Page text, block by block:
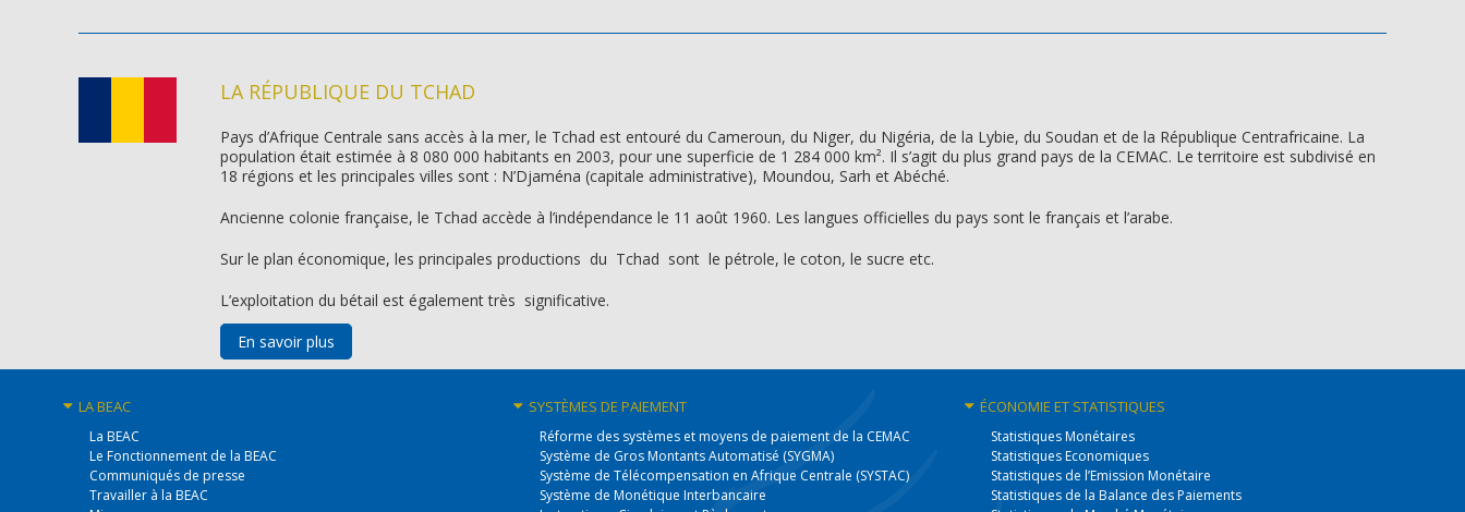
LA RÉPUBLIQUE DU TCHAD
Pays d’Afrique Centrale sans accès à la mer, le Tchad est entouré du Cameroun, du Niger, du Nigéria, de la Lybie, du Soudan et de la République Centrafricaine. La
population était estimée à 8 080 000 habitants en 2003, pour une superficie de 1 284 000 km². Il s’agit du plus grand pays de la CEMAC. Le territoire est subdivisé en
18 régions et les principales villes sont : N’Djaména (capitale administrative), Moundou, Sarh et Abéché.
Ancienne colonie française, le Tchad accède à l’indépendance le 11 août 1960. Les langues officielles du pays sont le français et l’arabe.
Sur le plan économique, les principales productions du Tchad sont le pétrole, le coton, le sucre etc.
L’exploitation du bétail est également très significative.
En savoir plus
LA BEAC
La BEAC
Le Fonctionnement de la BEAC
Communiqués de presse
Travailler à la BEAC
SYSTÈMESDE PAIEMENT
Réforme des systèmes et moyens de paiement de la CEMAC
Système de Gros Montants Automatisé (SYGMA)
Système de Télécompensation en Afrique Centrale (SYSTAC)
Système de Monétique Interbancaire
ÉCONOMIE ET STATISTIQUES
Statistiques Monétaires
Statistiques Economiques
Statistiques de l’Emission Monétaire
Statistiques de la Balance des Paiements